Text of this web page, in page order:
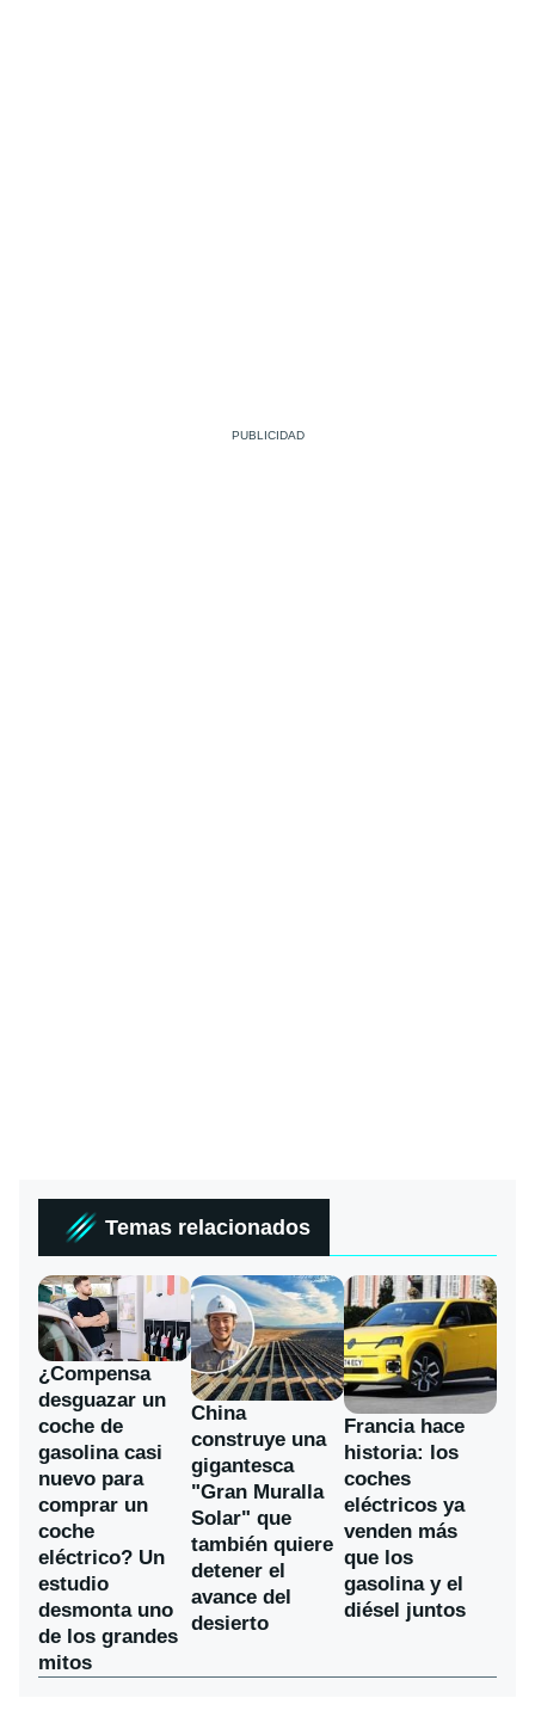
Temas relacionados
¿Compensa
desguazar un
coche de
gasolina casi
nuevo para
comprar un
coche
eléctrico? Un
estudio
desmonta uno
de los grandes
mitos
China
construye una
gigantesca
"Gran Muralla
Solar" que
también quiere
detener el
avance del
desierto
Francia hace
historia: los
coches
eléctricos ya
venden más
que los
gasolina y el
diésel juntos